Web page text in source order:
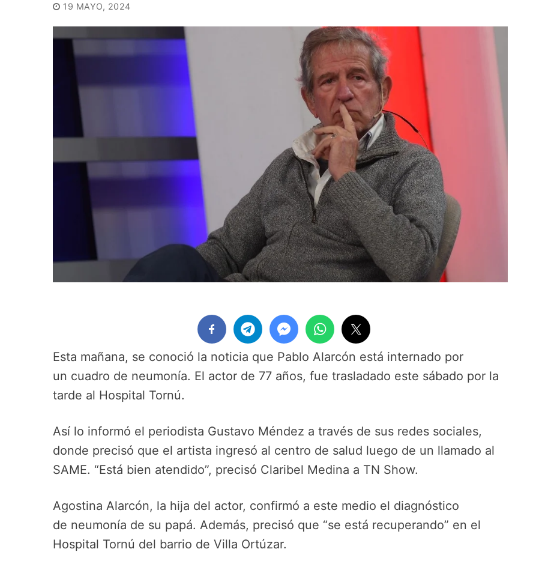
19 MAYO, 2024
Esta mañana, se conoció la noticia que Pablo Alarcón está internado por
un cuadro de neumonía. El actor de 77 años, fue trasladado este sábado por la
tarde al Hospital Tornú.
Así lo informó el periodista Gustavo Méndez a través de sus redes sociales,
donde precisó que el artista ingresó al centro de salud luego de un llamado al
SAME. “Está bien atendido”, precisó Claribel Medina a TN Show.
Agostina Alarcón, la hija del actor, confirmó a este medio el diagnóstico
de neumonía de su papá. Además, precisó que “se está recuperando” en el
Hospital Tornú del barrio de Villa Ortúzar.